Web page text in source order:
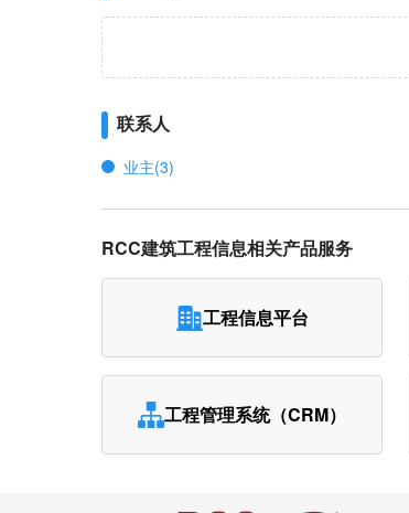
联系人
业主(3)
RCC建筑工程信息相关产品服务
工程信息平台
工程管理系统（CRM）